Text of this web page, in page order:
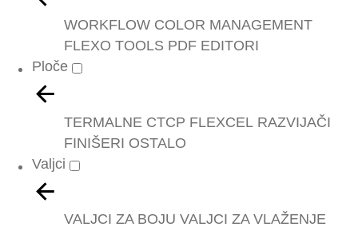
WORKFLOW COLOR MANAGEMENT
FLEXO TOOLS PDF EDITORI
Ploče
TERMALNE CTCP FLEXCEL RAZVIJAČI
FINIŠERI OSTALO
Valjci
VALJCI ZA BOJU VALJCI ZA VLAŽENJE